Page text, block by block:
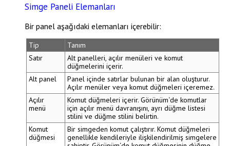
Simge Paneli Elemanları
Bir panel aşağıdaki elemanları içerebilir:
Tip
Tanım
Satır
Alt panelleri, açılır menüleri ve komut
düğmelerini içerir.
Alt panel
Panel içinde satırlar bulunan bir alan oluşturur.
Açılır menüler veya komut düğmeleri içeremez.
Açılır
menü
Komut düğmeleri içerir.Görünüm‘de komutlar
için açılır menü davranışını, ayrı düğme listesi
stilini ve düğme stilini belirtin.
Komut
düğmesi
Bir simgeden komut çalıştırır. Komut düğmeleri
genellikle kendileriyle ilişkilendirilmiş simgelere